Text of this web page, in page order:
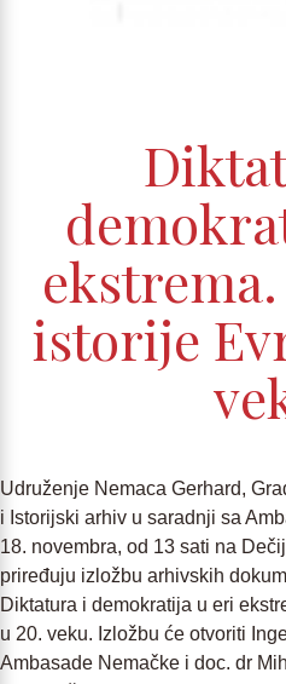
istorije
Udruženje Nemaca Gerhard,
i Istorijski arhiv u saradnji sa
18. novembra, od 13 sati na
priređuju izložbu arhivskih
Diktatura i demokratija u eri
u 20. veku. Izložbu će otvoriti
Ambasade Nemačke i doc. dr